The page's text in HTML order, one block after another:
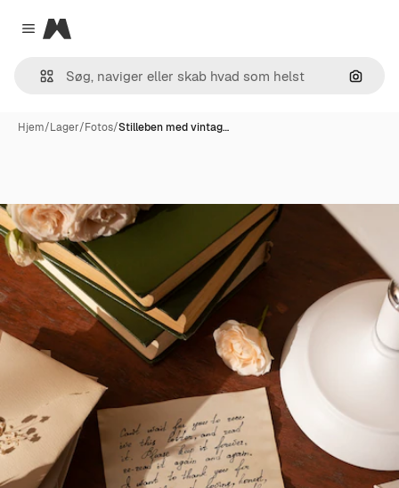
Close menu
Magnific
Søg
Hjem/Lager/Fotos/Stilleben med vintag…